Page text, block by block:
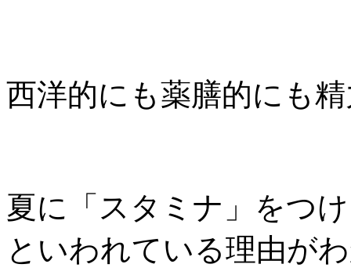
西洋的にも薬膳的にも
夏に「スタミナ」をつ
といわれている理由が